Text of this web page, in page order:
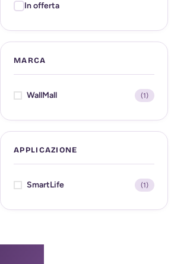
In offerta
MARCA
WallMall (1)
APPLICAZIONE
SmartLife (1)